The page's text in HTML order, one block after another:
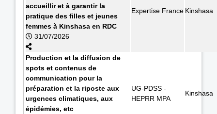
accueillir et à garantir la
pratique des filles et jeunes
femmes à Kinshasa en RDC
31/07/2026
Expertise France Kinshasa
Production et la diffusion de
spots et contenus de
communication pour la
préparation et la riposte aux
urgences climatiques, aux
épidémies, etc
UG-PDSS -
HEPRR MPA
Kinshasa